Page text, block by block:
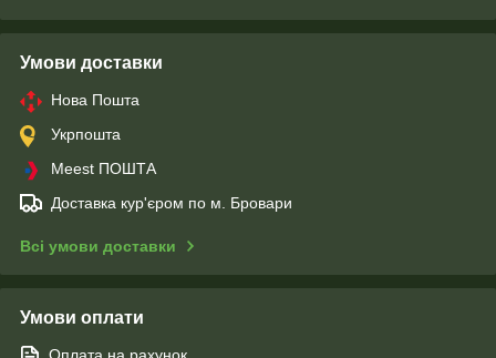
Умови доставки
Нова Пошта
Укрпошта
Meest ПОШТА
Доставка кур'єром по м. Бровари
Всі умови доставки
Умови оплати